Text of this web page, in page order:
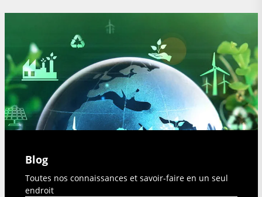
Blog
Toutes nos connaissances et savoir-faire en un seul
endroit